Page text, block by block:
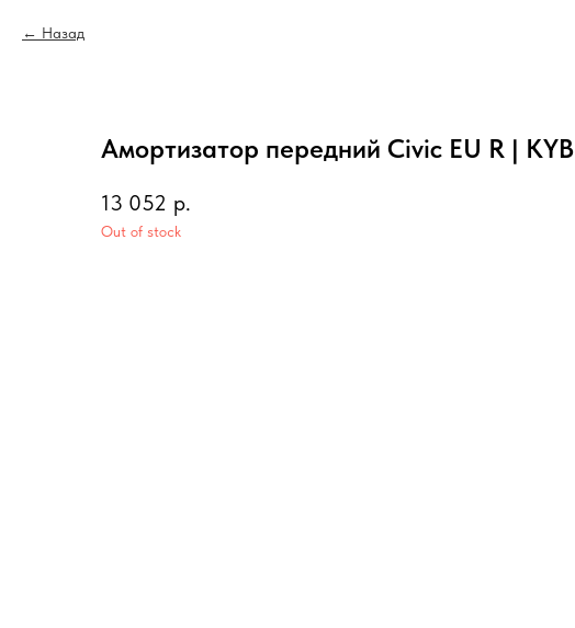
Назад
Амортизатор передний Civic EU R | KYB
13 052 р.
Out of stock